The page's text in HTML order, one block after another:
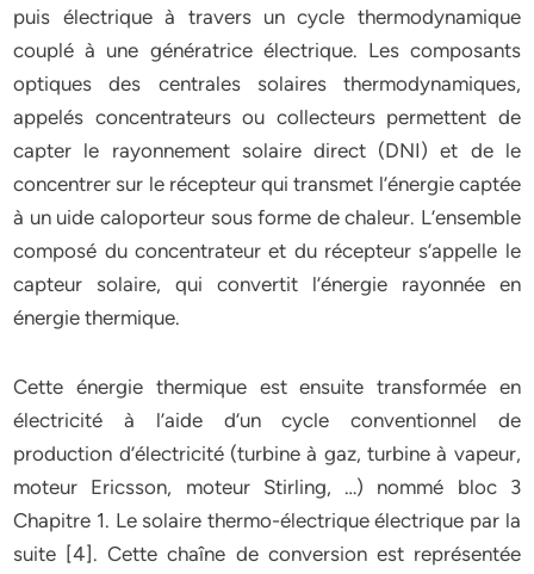
puis électrique à travers un cycle thermodynamique
couplé à une génératrice électrique. Les composants
optiques des centrales solaires thermodynamiques,
appelés concentrateurs ou collecteurs permettent de
capter le rayonnement solaire direct (DNI) et de le
concentrer sur le récepteur qui transmet l’énergie captée
à un uide caloporteur sous forme de chaleur. L’ensemble
composé du concentrateur et du récepteur s’appelle le
capteur solaire, qui convertit l’énergie rayonnée en
énergie thermique.
Cette énergie thermique est ensuite transformée en
électricité à l’aide d’un cycle conventionnel de
production d’électricité (turbine à gaz, turbine à vapeur,
moteur Ericsson, moteur Stirling, …) nommé bloc 3
Chapitre 1. Le solaire thermo-électrique électrique par la
suite [4]. Cette chaîne de conversion est représentée